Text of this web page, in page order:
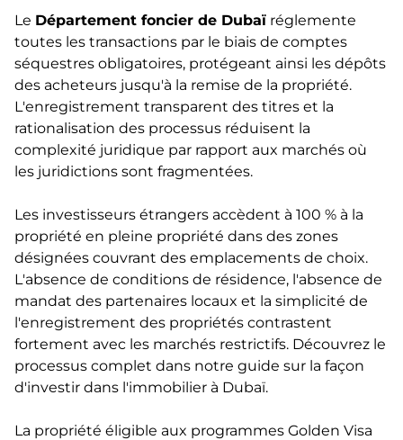
Le Département foncier de Dubaï réglemente
toutes les transactions par le biais de comptes
séquestres obligatoires, protégeant ainsi les dépôts
des acheteurs jusqu'à la remise de la propriété.
L'enregistrement transparent des titres et la
rationalisation des processus réduisent la
complexité juridique par rapport aux marchés où
les juridictions sont fragmentées.
Les investisseurs étrangers accèdent à 100 % à la
propriété en pleine propriété dans des zones
désignées couvrant des emplacements de choix.
L'absence de conditions de résidence, l'absence de
mandat des partenaires locaux et la simplicité de
l'enregistrement des propriétés contrastent
fortement avec les marchés restrictifs. Découvrez le
processus complet dans notre guide sur la façon
d'investir dans l'immobilier à Dubaï.
La propriété éligible aux programmes Golden Visa